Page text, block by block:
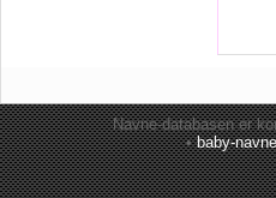
Navne-databasen er
•baby-